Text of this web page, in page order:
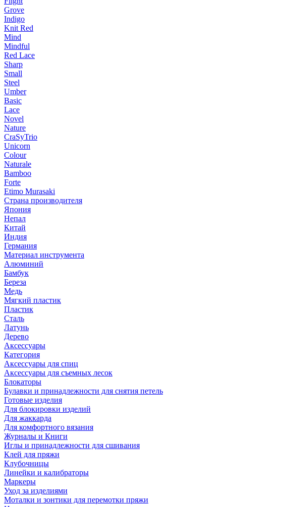
Grove
Indigo
Knit Red
Mind
Mindful
Red Lace
Sharp
Small
Steel
Umber
Basic
Lace
Novel
Nature
CraSyTrio
Unicorn
Colour
Naturale
Bamboo
Forte
Etimo Murasaki
Страна производителя
Япония
Непал
Китай
Индия
Германия
Материал инструмента
Алюминий
Бамбук
Береза
Медь
Мягкий пластик
Пластик
Сталь
Латунь
Дерево
Аксессуары
Категория
Аксессуары для спиц
Аксессуары для съемных лесок
Блокаторы
Булавки и принадлежности для снятия петель
Готовые изделия
Для блокировки изделий
Для жаккарда
Для комфортного вязания
Журналы и Книги
Иглы и принадлежности для сшивания
Клей для пряжи
Клубочницы
Линейки и калибраторы
Маркеры
Уход за изделиями
Моталки и зонтики для перемотки пряжи